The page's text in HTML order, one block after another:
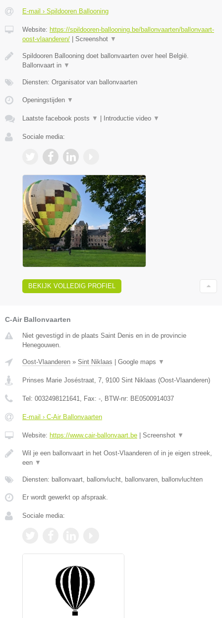
E-mail › Spildooren Ballooning
Website: https://spildooren-ballooning.be/ballonvaarten/ballonvaart-
oost-vlaanderen/ | Screenshot ▼
Spildooren Ballooning doet ballonvaarten over heel België.
Ballonvaart in ▼
Diensten: Organisator van ballonvaarten
Openingstijden ▼
Laatste facebook posts ▼ | Introductie video ▼
Sociale media:
BEKIJK VOLLEDIG PROFIEL
C-Air Ballonvaarten
Niet gevestigd in de plaats Saint Denis en in de provincie
Henegouwen.
Oost-Vlaanderen » Sint Niklaas Google maps ▼
Prinses Marie Joséstraat, 7, 9100 Sint Niklaas (Oost-Vlaanderen)
Tel: 0032498121641, Fax: -, BTW-nr: BE0500914037
E-mail › C-Air Ballonvaarten
Website: https://www.cair-ballonvaart.be Screenshot ▼
Wil je een ballonvaart in het Oost-Vlaanderen of in je eigen streek,
een ▼
Diensten: ballonvaart, ballonvlucht, ballonvaren, ballonvluchten
Er wordt gewerkt op afspraak.
Sociale media: